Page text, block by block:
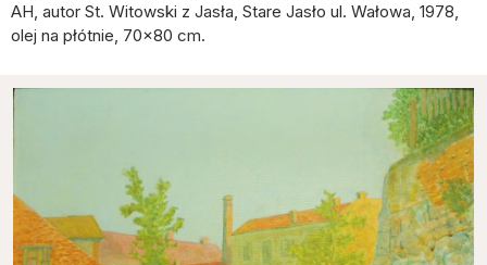
AH, autor St. Witowski z Jasła, Stare Jasło ul. Wałowa, 1978,
olej na płótnie, 70×80 cm.